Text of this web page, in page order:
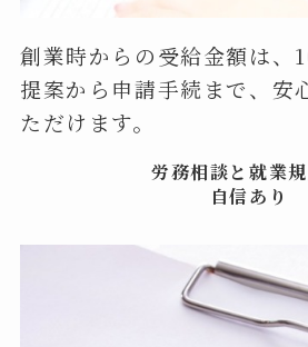
創業時からの受給金額は、
提案から申請手続まで、安
ただけます。
労務相談と就業
自信あり